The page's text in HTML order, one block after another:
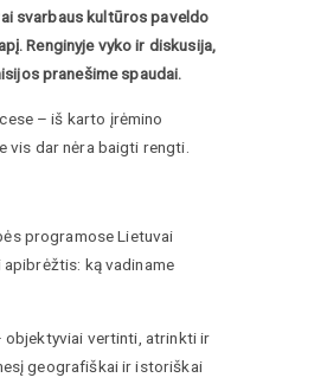
svarbaus kultūros paveldo
Renginyje vyko ir diskusija,
pranešime spaudai.
– iš karto įrėmino
dar nėra baigti rengti.
programose Lietuvai
ką vadiname
objektyviai vertinti, atrinkti ir
geografiškai ir istoriškai